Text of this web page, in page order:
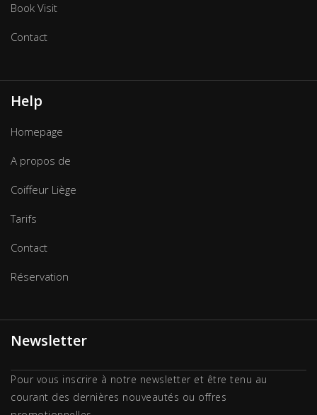
Book Visit
Contact
Help
Homepage
A propos de
Coiffeur Liège
Tarifs
Contact
Réservation
Newsletter
Pour vous inscrire à notre newsletter et être tenu au
courant des dernières nouveautés ou offres